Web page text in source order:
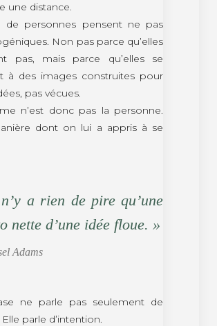
une distance.
de personnes pensent ne pas
Non pas parce qu’elles
pas, mais parce qu’elles se
à des images construites pour
pas vécues.
n’est donc pas la personne.
dont on lui a appris à se
a rien de pire qu’une
nette d’une idée floue. »
Adams
ne parle pas seulement de
parle d’intention.